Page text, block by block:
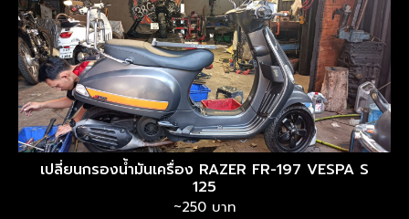
เปลี่ยนกรองน้ำมันเครื่อง RAZER FR-197 VESPA S
125
~250 บาท